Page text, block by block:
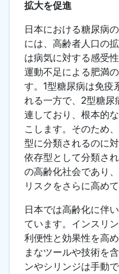
拡大を促進
日本における糖尿病
には、高齢者人口の
は病気に対する感受
運動不足による肥満
す。1型糖尿病は免疫
れる一方で、2型糖尿
連しており、根本的
こします。そのため
型に分類されるのに
依存型として分類さ
の高齢化社会であり
リスクをさらに高めて
日本では高齢化に伴
ています。インスリ
利便性と効果性を高
まなツールや技術を
ンやシリンジは手動